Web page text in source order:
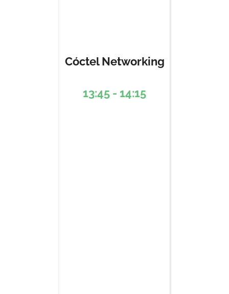
Cóctel Networking
13:45 - 14:15